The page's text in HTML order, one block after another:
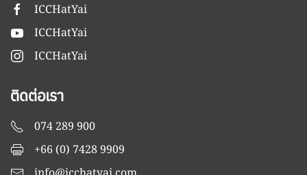
ICCHatYai
ICCHatYai
ICCHatYai
ติดต่อเรา
074 289 900
+66 (0) 7428 9909